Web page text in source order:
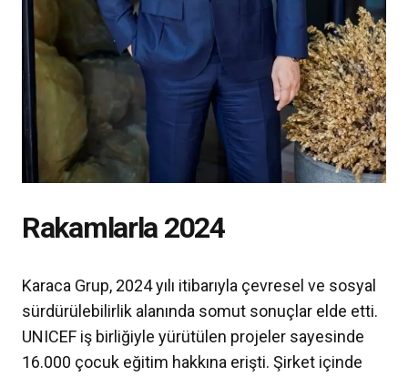
Rakamlarla 2024
Karaca Grup, 2024 yılı itibarıyla çevresel ve sosyal
sürdürülebilirlik alanında somut sonuçlar elde etti.
UNICEF iş birliğiyle yürütülen projeler sayesinde
16.000 çocuk eğitim hakkına erişti. Şirket içinde